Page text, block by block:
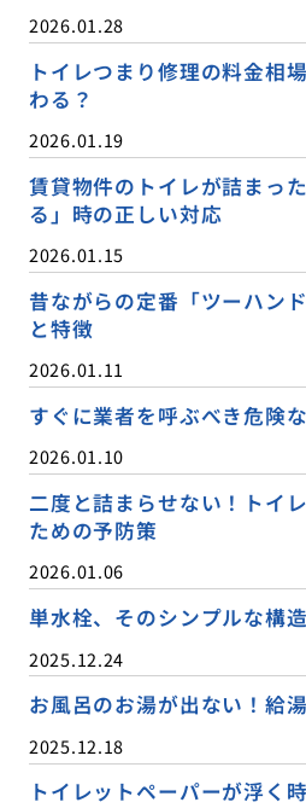
2026.01.28
トイレつまり修理の料金相
わる？
2026.01.19
賃貸物件のトイレが詰まっ
る」時の正しい対応
2026.01.15
昔ながらの定番「ツーハン
と特徴
2026.01.11
すぐに業者を呼ぶべき危険
2026.01.10
二度と詰まらせない！トイ
ための予防策
2026.01.06
単水栓、そのシンプルな構
2025.12.24
お風呂のお湯が出ない！給
2025.12.18
トイレットペーパーが浮く